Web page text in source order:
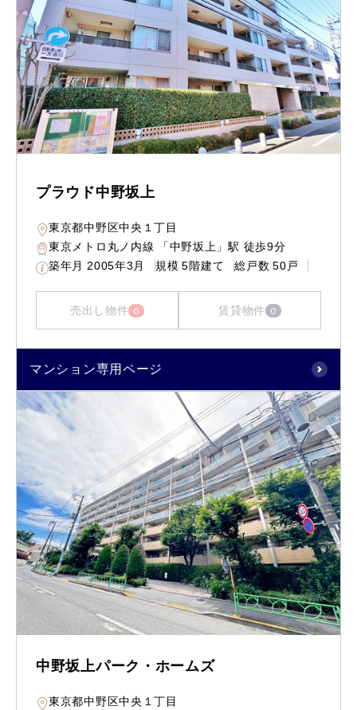
プラウド中野坂上
東京都中野区中央１丁目
東京メトロ丸ノ内線 「中野坂上」駅 徒歩9分
築年月 2005年3月 規模 5階建て 総戸数 50戸
売出し物件 0 賃貸物件 0
マンション専用ページ
中野坂上パーク・ホームズ
東京都中野区中央１丁目